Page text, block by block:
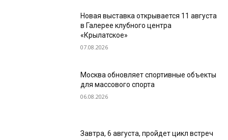
Новая выставка открывается 11 августа
в Галерее клубного центра
«Крылатское»
07.08.2026
Москва обновляет спортивные объекты
для массового спорта
06.08.2026
Завтра, 6 августа, пройдет цикл встреч